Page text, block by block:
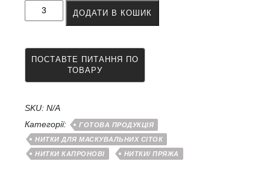
Нитка
капронова
кольорова
бобіні
кг
кількість
ДОДАТИ В КОШИК
SKU: N/A
Категорії:
ГОТОВА ПРОДУКЦІЯ
НИТКИ ДЛЯ МАСКУВАЛЬНИХ СІТОК
НИТКИ КАПРОНОВІ
НИТКИ/ ПРЯЖА